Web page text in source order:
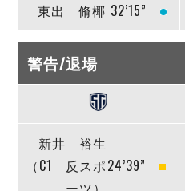
東出 脩椰 32’15”
警告/退場
新井 裕生
（C1 反スポ24’39”